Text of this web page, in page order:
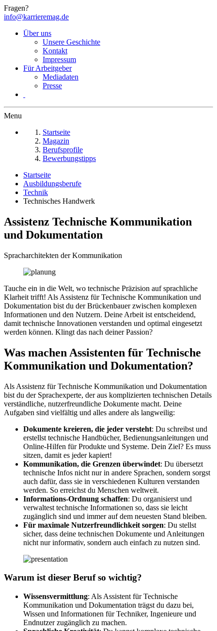
Fragen?
info@karrieremag.de
Über uns
Unsere Geschichte
Kontakt
Impressum
Für Arbeitgeber
Mediadaten
Presse
Menu
Startseite
Magazin
Berufsprofile
Bewerbungstipps
Startseite
Ausbildungsberufe
Technik
Technisches Handwerk
Assistenz Technische Kommunikation
und Dokumentation
Spracharchitekten der Kommunikation
Tauche ein in die Welt, wo technische Präzision auf sprachliche
Klarheit trifft! Als Assistenz für Technische Kommunikation und
Dokumentation bist du der Brückenbauer zwischen komplexen
Informationen und den Nutzern. Deine Arbeit ist entscheidend,
damit technische Innovationen verstanden und optimal eingesetzt
werden können. Klingt das nach deiner Passion?
Was machen Assistenten für Technische
Kommunikation und Dokumentation?
Als Assistenz für Technische Kommunikation und Dokumentation
bist du der Sprachexperte, der aus komplizierten technischen Details
verständliche, nutzerfreundliche Dokumente macht. Deine
Aufgaben sind vielfältig und alles andere als langweilig:
Dokumente kreieren, die jeder versteht: Du schreibst und
erstellst technische Handbücher, Bedienungsanleitungen und
Online-Hilfen für Produkte und Systeme. Dein Ziel? Es muss
sitzen, damit es jeder kapiert!
Kommunikation, die Grenzen überwindet: Du übersetzt
technische Infos nicht nur in andere Sprachen, sondern sorgst
auch dafür, dass sie in verschiedenen Kulturen verstanden
werden. So erreichst du Menschen weltweit.
Informations-Ordnung schaffen: Du organisierst und
verwaltest technische Informationen so, dass sie leicht
zugänglich sind und immer auf dem neuesten Stand bleiben.
Für maximale Nutzerfreundlichkeit sorgen: Du stellst
sicher, dass deine technischen Dokumente und Anleitungen
nicht nur informativ, sondern auch einfach zu nutzen sind.
Warum ist dieser Beruf so wichtig?
Wissensvermittlung: Als Assistent für Technische
Kommunikation und Dokumentation trägst du dazu bei,
Wissen und Informationen für Techniker, Ingenieure und
Endnutzer zugänglich zu machen.